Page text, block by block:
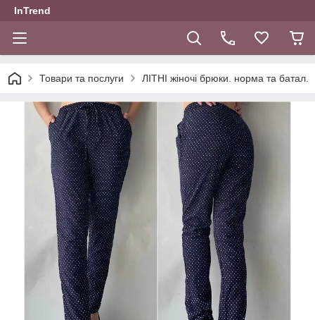
InTrend
Товари та послуги ЛІТНІ жіночі брюки. норма та батал.